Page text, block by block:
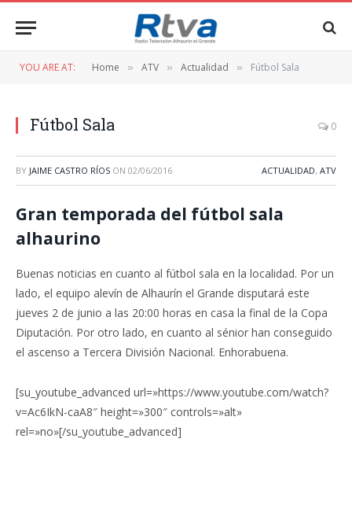
YOU ARE AT: Home » ATV » Actualidad » Fútbol Sala
Fútbol Sala 0
BY JAIME CASTRO RÍOS ON 02/06/2016 ACTUALIDAD, ATV
Gran temporada del fútbol sala
alhaurino
Buenas noticias en cuanto al fútbol sala en la localidad. Por un
lado, el equipo alevín de Alhaurín el Grande disputará este
jueves 2 de junio a las 20:00 horas en casa la final de la Copa
Diputación. Por otro lado, en cuanto al sénior han conseguido
el ascenso a Tercera División Nacional. Enhorabuena.
[su_youtube_advanced url=»https://www.youtube.com/watch?
v=Ac6IkN-caA8″ height=»300″ controls=»alt»
rel=»no»[/su_youtube_advanced]